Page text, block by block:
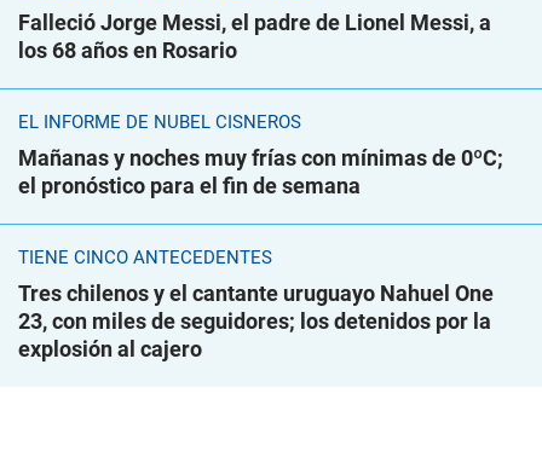
Falleció Jorge Messi, el padre de Lionel Messi, a
los 68 años en Rosario
EL INFORME DE NUBEL CISNEROS
Mañanas y noches muy frías con mínimas de 0ºC;
el pronóstico para el fin de semana
TIENE CINCO ANTECEDENTES
Tres chilenos y el cantante uruguayo Nahuel One
23, con miles de seguidores; los detenidos por la
explosión al cajero